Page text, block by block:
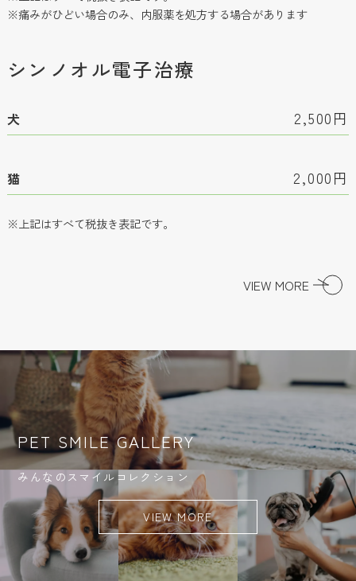
※痛みがひどい場合のみ、内服薬を処方する場合があります
シンノオル電子治療
犬 2,500円
猫 2,000円
※上記はすべて税抜き表記です。
VIEW MORE
PET SMILE GALLERY
みんなのスマイルコレクション
VIEW MORE